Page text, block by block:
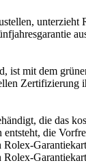
unterzieht
ist mit dem
Zertifizierung
die das
die